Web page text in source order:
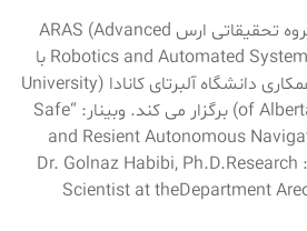
گروه تحقیقاتی ارس ARAS (Advanced
Robotics and Automated System) با
همکاری دانشگاه آلبرتای کانادا (University
of Alberta) برگزار می کند. وبینار: “Safe
and Resient Autonomous
Environments“ سخنران: Dr. Golnaz Habibi, Ph.D.Research
Scientist at theDepartment